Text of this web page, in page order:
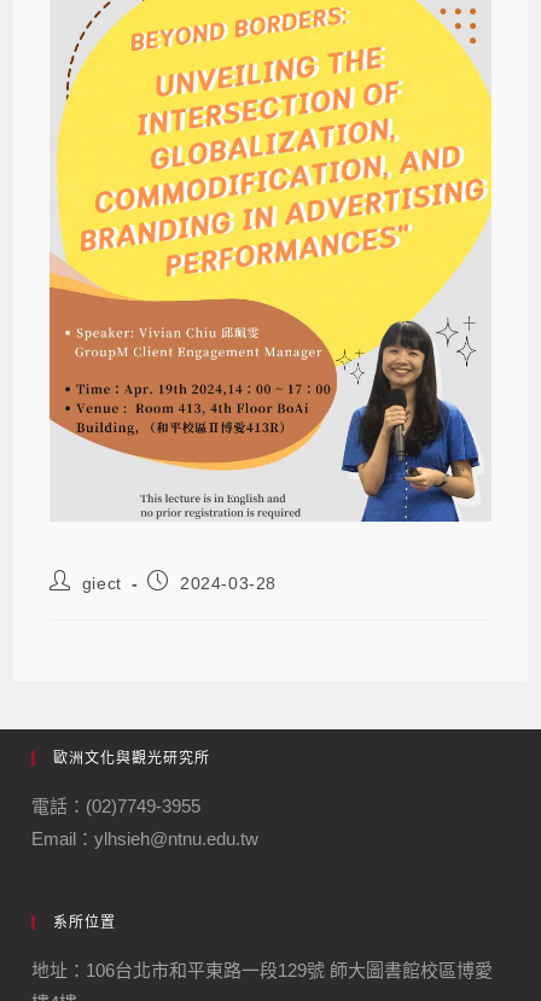
giect 2024-03-28
歐洲文化與觀光研究所
電話：(02)7749-3955
Email：ylhsieh@ntnu.edu.tw
系所位置
地址：106台北市和平東路一段129號 師大圖書館校區博愛